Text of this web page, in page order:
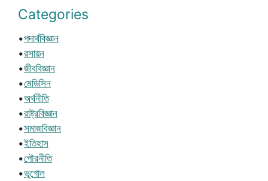
Categories
•পদার্থবিজ্ঞান
•রসায়ন
•জীববিজ্ঞান
•মেডিসিন
•অর্থনীতি
•রাষ্ট্রবিজ্ঞান
•সমাজবিজ্ঞান
•ইতিহাস
•পৌরনীতি
•ভূগোল